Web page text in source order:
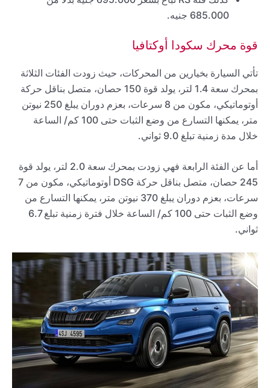
685.000 جنيه.
قوة محرك سكودا أوكتافيا
تأتي السيارة بخيارين من المحركات، حيث زودت الفئات الثلاثة
بمحرك سعة 1.4 لتر، يولد قوة 150 حصان، متصل بناقل حركة
أوتوماتيكي، مكون من 8 سرعات، بعزم دوران يبلغ 250 نيوتن
متر، يمكنها التسارع من وضع الثبات حتى 100 كم/ الساعة
خلال مدة زمنية تبلغ 9.0 ثواني.
أما عن الفئة الرابعة فهي زودت بمحرك سعة 2.0 لتر، يولد قوة
245 حصان، متصل بناقل حركة DSG أوتوماتيكي، مكون من 7
سرعات، بعزم دوران يبلغ 370 نيوتن متر، يمكنها التسارع من
وضع الثبات حتى 100 كم/ الساعة خلال فترة زمنية تبلغ 6.7
ثواني.